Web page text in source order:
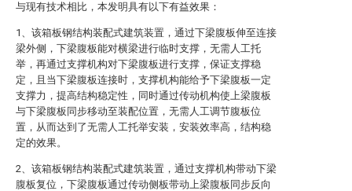
与现有技术相比，本发明具有以下有益效果：
1、该箱板钢结构装配式建筑装置，通过下梁腹板伸至连接
梁外侧，下梁腹板能对横梁进行临时支撑，无需人工托
举，再通过支撑机构对下梁腹板进行支撑，保证支撑稳
定，且当下梁腹板连接时，支撑机构能给予下梁腹板一定
支撑力，提高结构稳定性，同时通过传动机构使上梁腹板
与下梁腹板同步移动至装配位置，无需人工调节腹板位
置，从而达到了无需人工托举安装，安装效率高，结构稳
定的效果。
2、该箱板钢结构装配式建筑装置，通过支撑机构带动下梁
腹板复位，下梁腹板通过传动侧板带动上梁腹板同步反向